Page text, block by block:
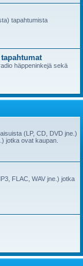
tapahtumista
häppeninkejä sekä
(LP, CD, DVD jne.)
jotka ovat kaupan.
FLAC, WAV jne.) jotka